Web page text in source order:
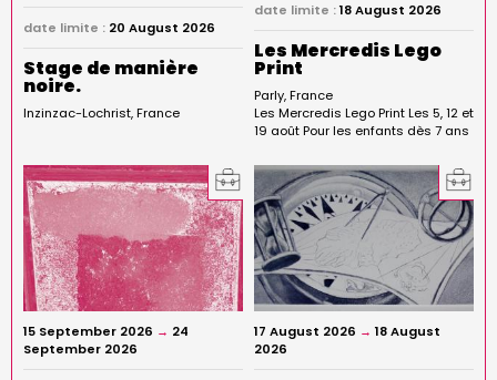
date limite : 20 August 2026
Stage de manière
noire.
Inzinzac-Lochrist France
date limite :18 August 2026
Les Mercredis Lego
Print
Parly France
Les Mercredis Lego Print Les 5, 12 et
19 août Pour les enfants dès 7 ans
15 September 2026 → 24
September 2026
17 August 2026 → 18 August
2026